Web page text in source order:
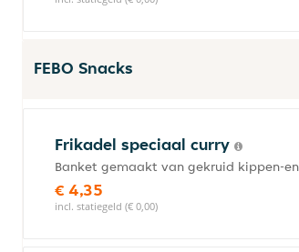
FEBO Snacks
Frikadel speciaal curry
Banket gemaakt van gekruid kippen-
€ 4,35
incl. statiegeld (€ 0,00)